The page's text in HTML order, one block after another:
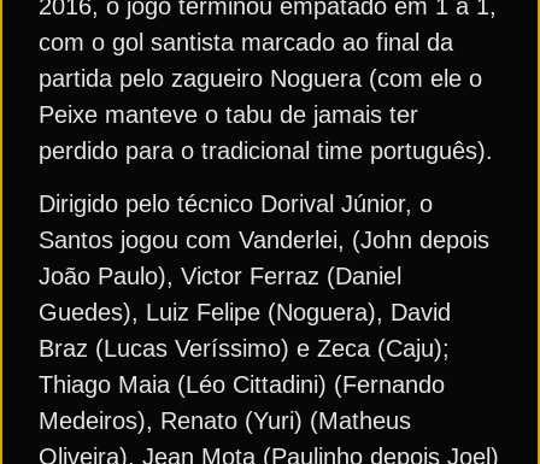
2016, o jogo terminou empatado em 1 a 1,
com o gol santista marcado ao final da
partida pelo zagueiro Noguera (com ele o
Peixe manteve o tabu de jamais ter
perdido para o tradicional time português).
Dirigido pelo técnico Dorival Júnior, o
Santos jogou com Vanderlei, (John depois
João Paulo), Victor Ferraz (Daniel
Guedes), Luiz Felipe (Noguera), David
Braz (Lucas Veríssimo) e Zeca (Caju);
Thiago Maia (Léo Cittadini) (Fernando
Medeiros), Renato (Yuri) (Matheus
Oliveira), Jean Mota (Paulinho depois Joel)